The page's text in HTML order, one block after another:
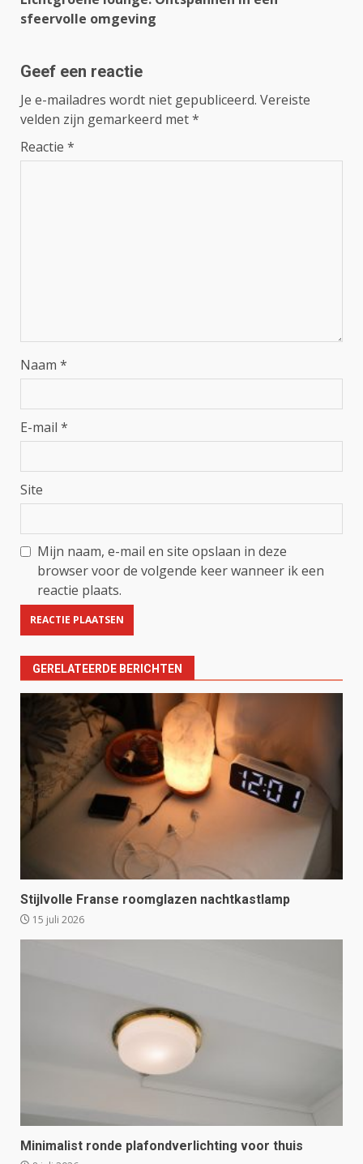
sfeervolle omgeving
Geef een reactie
Je e-mailadres wordt niet gepubliceerd. Vereiste
velden zijn gemarkeerd met*
Reactie *
Naam *
E-mail *
Site
Mijn naam, e-mail en site opslaan in deze
browser voor de volgende keer wanneer ik een
reactie plaats.
GERELATEERDE BERICHTEN
Stijlvolle Franse roomglazen nachtkastlamp
15 juli 2026
Minimalist ronde plafondverlichting voor thuis